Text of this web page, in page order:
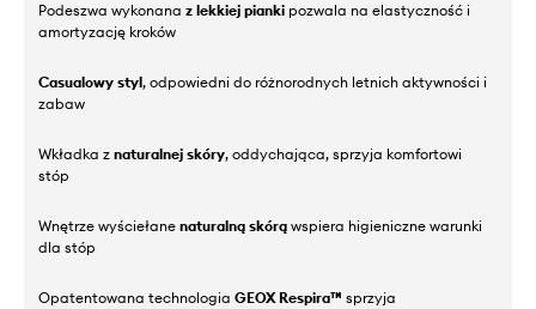
Podeszwa wykonana z lekkiej pianki pozwala na elastyczność i
amortyzację kroków
Casualowy styl, odpowiedni do różnorodnych letnich aktywności i
zabaw
Wkładka z naturalnej skóry, oddychająca, sprzyja komfortowi
stóp
Wnętrze wyściełane naturalną skórą wspiera higieniczne warunki
dla stóp
Opatentowana technologia GEOX Respira™ sprzyja